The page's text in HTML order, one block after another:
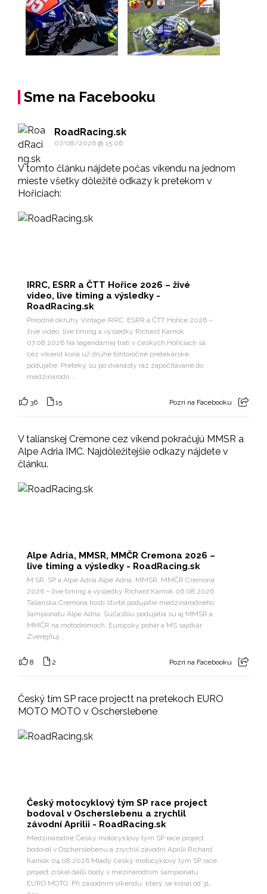
Sme na Facebooku
RoadRacing.sk
07/08/2026 @ 15:06
V tomto článku nájdete počas víkendu na jednom
mieste všetky dôležité odkazy k pretekom v
Hořiciach:
IRRC, ESRR a ČTT Hořice 2026 – živé
video, live timing a výsledky -
RoadRacing.sk
Prírodné okruhy Vintage IRRC, ESRR a ČTT Hořice 2026 –
živé video, live timing a výsledky Richard Karnok
07.08.2026 Na legendárnej trati v českých Hořiciach sa
cez víkend koná už druhé tohtoročné pretekárske
podujatie. Preteky sú po dvanásty raz započítavané do
medzinárodn....
36 15 Pozri na Facebooku
V talianskej Cremone cez víkend pokračujú MMSR a
Alpe Adria IMC. Najdôležitejšie odkazy nájdete v
článku.
Alpe Adria, MMSR, MMČR Cremona 2026 –
live timing a výsledky - RoadRacing.sk
M SR, SP a Alpe Adria Alpe Adria, MMSR, MMČR Cremona
2026 – live timing a výsledky Richard Karnok 06.08.2026
Talianska Cremona hostí štvrté podujatie medzinárodného
šampionátu Alpe Adria. Súčasťou podujatia sú aj MMSR a
MMČR na motodrómoch, Európsky pohár a MS sajdkár.
Zverejňuj...
8 2 Pozri na Facebooku
Český tím SP race projectt na pretekoch EURO
MOTO MOTO v Oscherslebene
Český motocyklový tým SP race project
bodoval v Oscherslebenu a zrychlil
závodní Aprilii - RoadRacing.sk
Medzinárodné Český motocyklový tým SP race project
bodoval v Oscherslebenu a zrychlil závodní Aprilii Richard
Karnok 04.08.2026 Mladý český motocyklový tým SP race
project získal další body v mezinárodním šampionátu
EURO MOTO. Při závodním víkendu, který se konal od 31.